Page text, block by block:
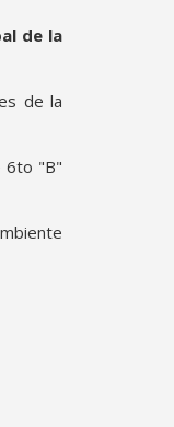
de la
de la
6to "B"